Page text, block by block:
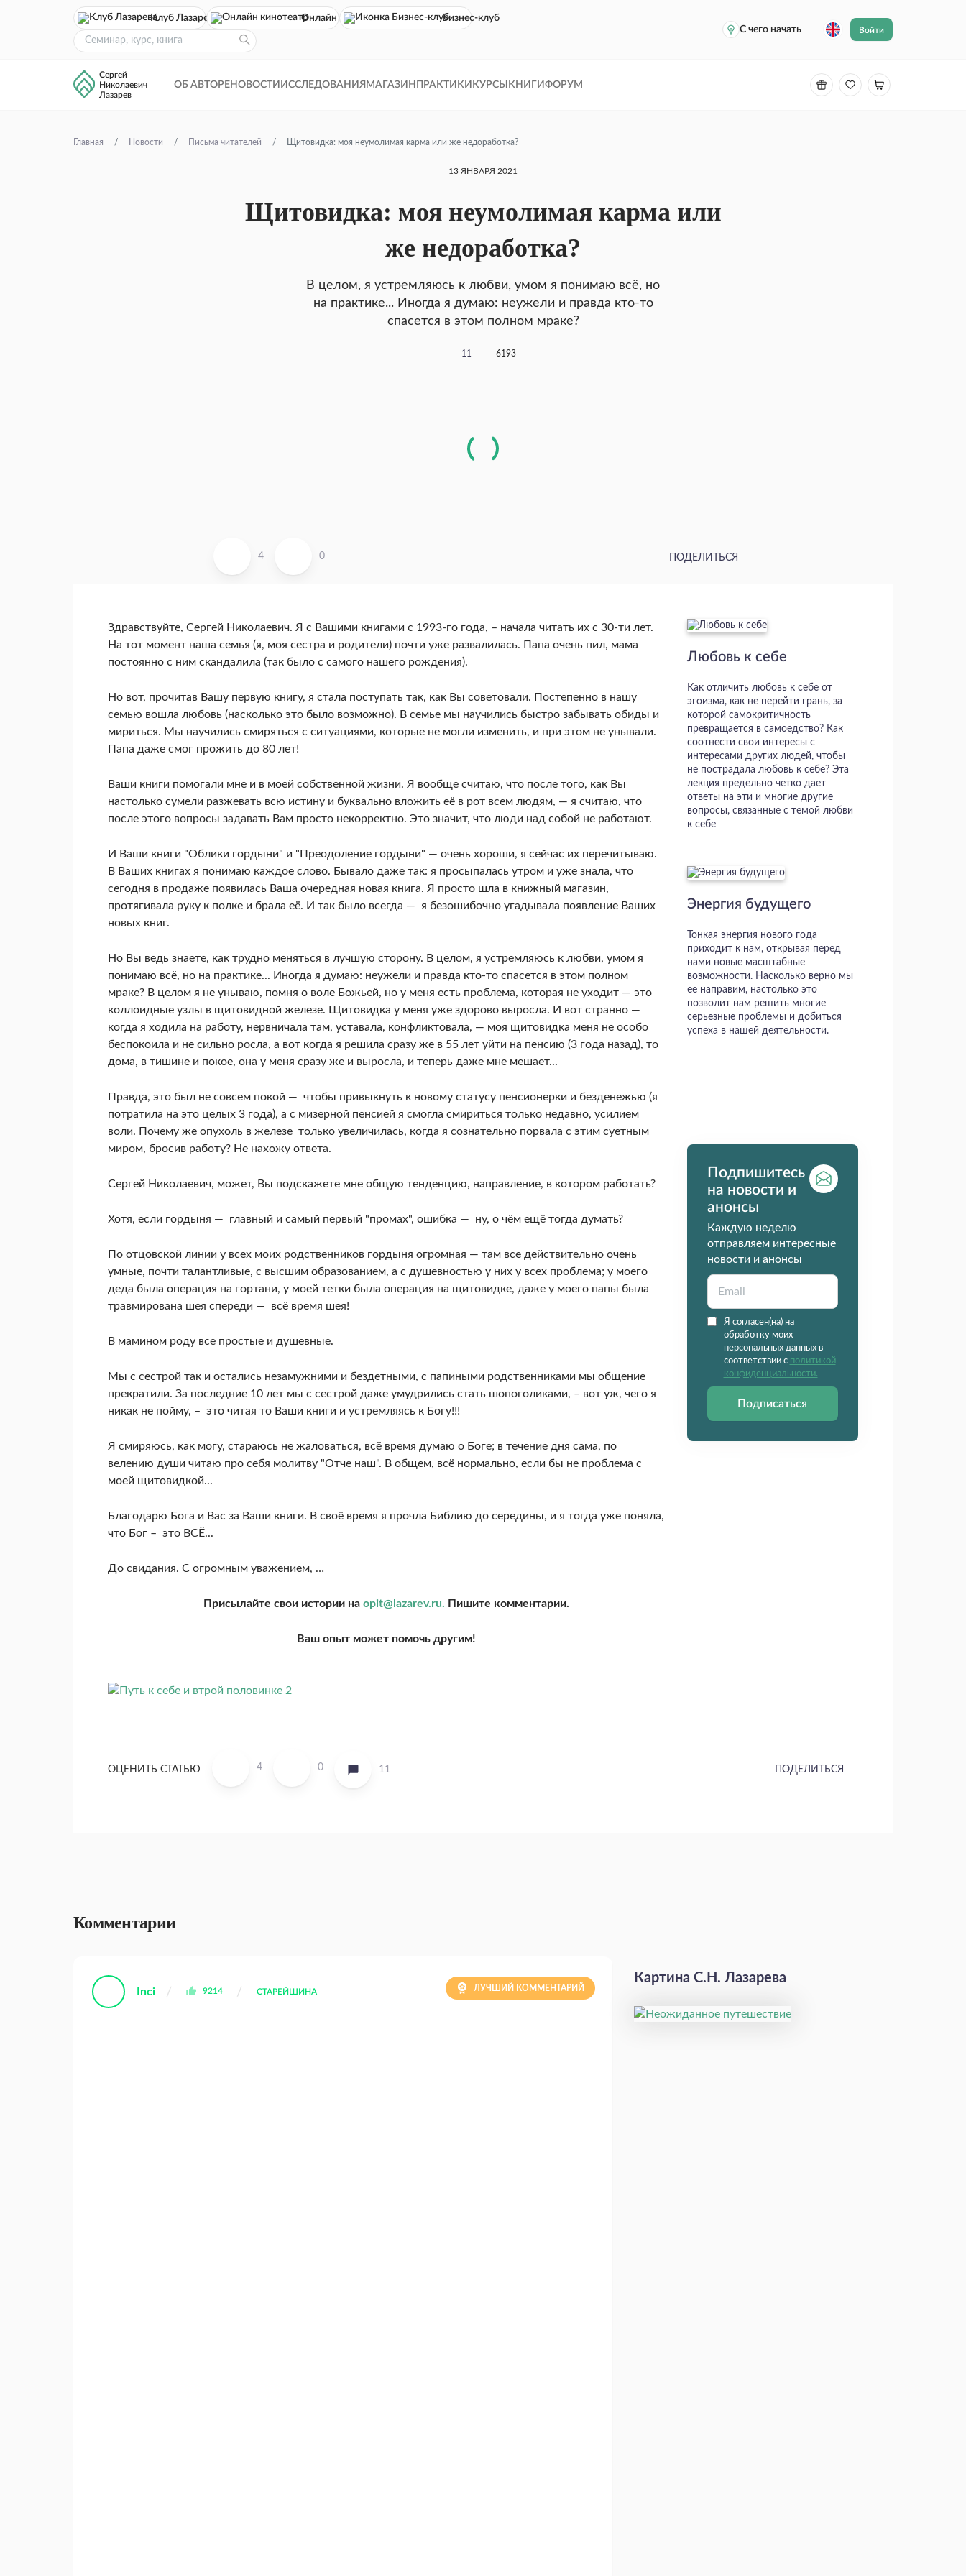
Клуб Лазарева Онлайн кинотеатр
Бизнес-клуб
С чего начать
Войти
Сергей
Николаевич
Лазарев
ОБ АВТОРЕ НОВОСТИ ИССЛЕДОВАНИЯ МАГАЗИН ПРАКТИКИ КУРСЫ КНИГИ ФОРУМ
Главная Новости Письма читателей Щитовидка: моя неумолимая карма или же недоработка?
13 ЯНВАРЯ 2021
Щитовидка: моя неумолимая карма или
же недоработка?
В целом, я устремляюсь к любви, умом я понимаю всё, но
на практике... Иногда я думаю: неужели и правда кто-то
спасется в этом полном мраке?
11 6193
4 0 ПОДЕЛИТЬСЯ
Здравствуйте, Сергей Николаевич. Я с Вашими книгами с 1993-го года, – начала читать их с 30-ти лет.
На тот момент наша семья (я, моя сестра и родители) почти уже развалилась. Папа очень пил, мама
постоянно с ним скандалила (так было с самого нашего рождения).
Но вот, прочитав Вашу первую книгу, я стала поступать так, как Вы советовали. Постепенно в нашу
семью вошла любовь (насколько это было возможно). В семье мы научились быстро забывать обиды и
мириться. Мы научились смиряться с ситуациями, которые не могли изменить, и при этом не унывали.
Папа даже смог прожить до 80 лет!
Ваши книги помогали мне и в моей собственной жизни. Я вообще считаю, что после того, как Вы
настолько сумели разжевать всю истину и буквально вложить её в рот всем людям, — я считаю, что
после этого вопросы задавать Вам просто некорректно. Это значит, что люди над собой не работают.
И Ваши книги "Облики гордыни" и "Преодоление гордыни" — очень хороши, я сейчас их перечитываю.
В Ваших книгах я понимаю каждое слово. Бывало даже так: я просыпалась утром и уже знала, что
сегодня в продаже появилась Ваша очередная новая книга. Я просто шла в книжный магазин,
протягивала руку к полке и брала её. И так было всегда — я безошибочно угадывала появление Ваших
новых книг.
Но Вы ведь знаете, как трудно меняться в лучшую сторону. В целом, я устремляюсь к любви, умом я
понимаю всё, но на практике... Иногда я думаю: неужели и правда кто-то спасется в этом полном
мраке? В целом я не унываю, помня о воле Божьей, но у меня есть проблема, которая не уходит — это
коллоидные узлы в щитовидной железе. Щитовидка у меня уже здорово выросла. И вот странно —
когда я ходила на работу, нервничала там, уставала, конфликтовала, — моя щитовидка меня не особо
беспокоила и не сильно росла, а вот когда я решила сразу же в 55 лет уйти на пенсию (3 года назад), то
дома, в тишине и покое, она у меня сразу же и выросла, и теперь даже мне мешает...
Правда, это был не совсем покой — чтобы привыкнуть к новому статусу пенсионерки и безденежью (я
потратила на это целых 3 года), а с мизерной пенсией я смогла смириться только недавно, усилием
воли. Почему же опухоль в железе только увеличилась, когда я сознательно порвала с этим суетным
миром, бросив работу? Не нахожу ответа.
Сергей Николаевич, может, Вы подскажете мне общую тенденцию, направление, в котором работать?
Хотя, если гордыня — главный и самый первый "промах", ошибка — ну, о чём ещё тогда думать?
По отцовской линии у всех моих родственников гордыня огромная — там все действительно очень
умные, почти талантливые, с высшим образованием, а с душевностью у них у всех проблема; у моего
деда была операция на гортани, у моей тетки была операция на щитовидке, даже у моего папы была
травмирована шея спереди — всё время шея!
В мамином роду все простые и душевные.
Мы с сестрой так и остались незамужними и бездетными, с папиными родственниками мы общение
прекратили. За последние 10 лет мы с сестрой даже умудрились стать шопоголиками, – вот уж, чего я
никак не пойму, – это читая то Ваши книги и устремляясь к Богу!!!
Я смиряюсь, как могу, стараюсь не жаловаться, всё время думаю о Боге; в течение дня сама, по
велению души читаю про себя молитву "Отче наш". В общем, всё нормально, если бы не проблема с
моей щитовидкой...
Благодарю Бога и Вас за Ваши книги. В своё время я прочла Библию до середины, и я тогда уже поняла,
что Бог – это ВСЁ...
До свидания. С огромным уважением, …
Присылайте свои истории наopit@lazarev.ru. Пишите комментарии.
Ваш опыт может помочь другим!
Любовь к себе
Как отличить любовь к себе от
эгоизма, как не перейти грань, за
которой самокритичность
превращается в самоедство? Как
соотнести свои интересы с
интересами других людей, чтобы
не пострадала любовь к себе? Эта
лекция предельно четко дает
ответы на эти и многие другие
вопросы, связанные с темой любви
к себе
Энергия будущего
Тонкая энергия нового года
приходит к нам, открывая перед
нами новые масштабные
возможности. Насколько верно мы
ее направим, настолько это
позволит нам решить многие
серьезные проблемы и добиться
успеха в нашей деятельности.
Подпишитесь
на новости и
анонсы
Каждую неделю
отправляем интересные
новости и анонсы
Я согласен(на) на
обработку моих
персональных данных в
соответствии с политикой
конфиденциальности.
Подписаться
ОЦЕНИТЬ СТАТЬЮ 4 0 11 ПОДЕЛИТЬСЯ
Комментарии
Inci 9214 СТАРЕЙШИНА ЛУЧШИЙ КОММЕНТАРИЙ
Картина С.Н. Лазарева